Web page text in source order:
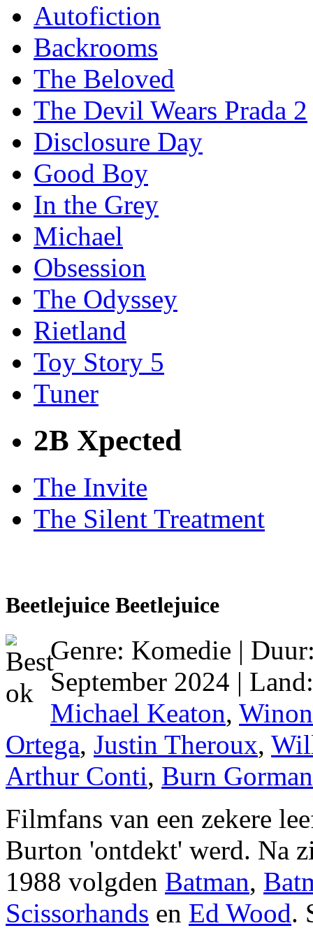
Autofiction
Backrooms
The Beloved
The Devil Wears Prada 2
Disclosure Day
Good Boy
In the Grey
Michael
Obsession
The Odyssey
Rietland
Toy Story 5
Tuner
2B Xpected
The Invite
The Silent Treatment
Beetlejuice Beetlejuice
Genre: Komedie |
September 2024 |
Michael Keaton,
Ortega, Justin Theroux,
Arthur Conti, Burn Gorman
Filmfans van een zekere
Burton 'ontdekt' werd. Na
1988 volgden Batman,
Scissorhands en Ed Wood.